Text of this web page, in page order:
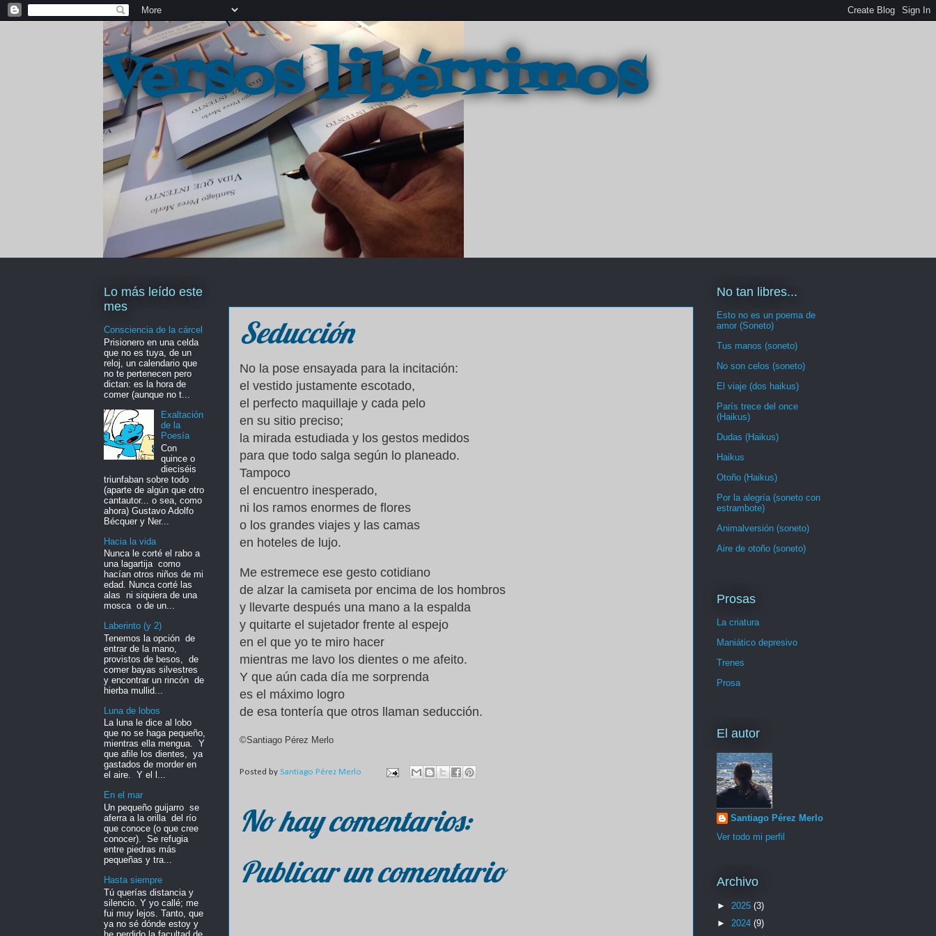
Versos libérrimos
Seducción
No la pose ensayada para la incitación:
el vestido justamente escotado,
el perfecto maquillaje y cada pelo
en su sitio preciso;
la mirada estudiada y los gestos medidos
para que todo salga según lo planeado.
Tampoco
el encuentro inesperado,
ni los ramos enormes de flores
o los grandes viajes y las camas
en hoteles de lujo.
Me estremece ese gesto cotidiano
de alzar la camiseta por encima de los hombros
y llevarte después una mano a la espalda
y quitarte el sujetador frente al espejo
en el que yo te miro hacer
mientras me lavo los dientes o me afeito.
Y que aún cada día me sorprenda
es el máximo logro
de esa tontería que otros llaman seducción.
©Santiago Pérez Merlo
Posted by Santiago Pérez Merlo
No hay comentarios:
Publicar un comentario
Lo más leído este
mes
Consciencia de la cárcel
Prisionero en una celda
que no es tuya, de un
reloj, un calendario que
no te pertenecen pero
dictan: es la hora de
comer (aunque no t...
Exaltación
de la
Poesía
Con
quince o
dieciséis
triunfaban sobre todo
(aparte de algún que otro
cantautor... o sea, como
ahora) Gustavo Adolfo
Bécquer y Ner...
Hacia la vida
Nunca le corté el rabo a
una lagartija como
hacían otros niños de mi
edad. Nunca corté las
alas ni siquiera de una
mosca o de un...
Laberinto (y 2)
Tenemos la opción de
entrar de la mano,
provistos de besos, de
comer bayas silvestres
y encontrar un rincón de
hierba mullid...
Luna de lobos
La luna le dice al lobo
que no se haga pequeño,
mientras ella mengua. Y
que afile los dientes, ya
gastados de morder en
el aire. Y el l...
En el mar
Un pequeño guijarro se
aferra a la orilla del río
que conoce (o que cree
conocer). Se refugia
entre piedras más
pequeñas y tra...
Hasta siempre
Tú querías distancia y
silencio. Y yo callé; me
fui muy lejos. Tanto, que
ya no sé dónde estoy y
No tan libres...
Esto no es un poema de
amor (Soneto)
Tus manos (soneto)
No son celos (soneto)
El viaje (dos haikus)
París trece del once
(Haikus)
Dudas (Haikus)
Haikus
Otoño (Haikus)
Por la alegría (soneto con
estrambote)
Animalversión (soneto)
Aire de otoño (soneto)
Prosas
La criatura
Maniático depresivo
Trenes
Prosa
El autor
Santiago Pérez Merlo
Ver todo mi perfil
Archivo
► 2025 (3)
► 2024 (9)